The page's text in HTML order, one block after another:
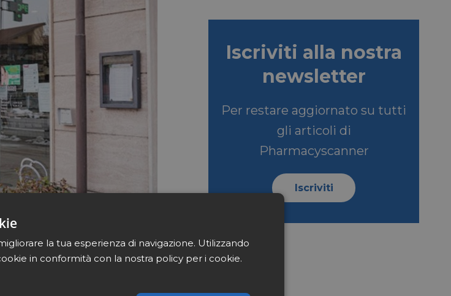
con la crescita della farmacia,
avevo sempre più
Iscriviti alla nostra
newsletter
Per restare aggiornato su tutti
gli articoli di
Pharmacyscanner
Iscriviti
la tua esperienza di navigazione. Utilizzando
in conformità con la nostra policy per i cookie.